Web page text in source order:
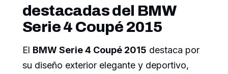
destacadas del BMW
Serie 4 Coupé 2015
El BMW Serie 4 Coupé 2015 destaca por
su diseño exterior elegante y deportivo,